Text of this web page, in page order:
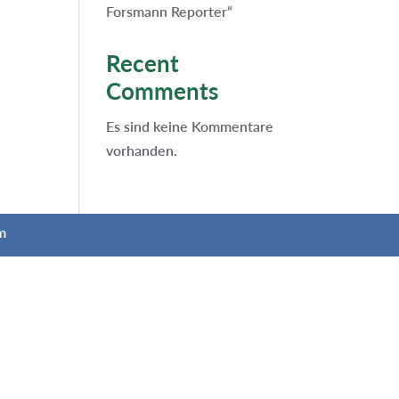
Forsmann Reporter“
Recent
Comments
Es sind keine Kommentare
vorhanden.